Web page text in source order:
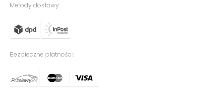
Metody dostawy:
Bezpieczne płatności: